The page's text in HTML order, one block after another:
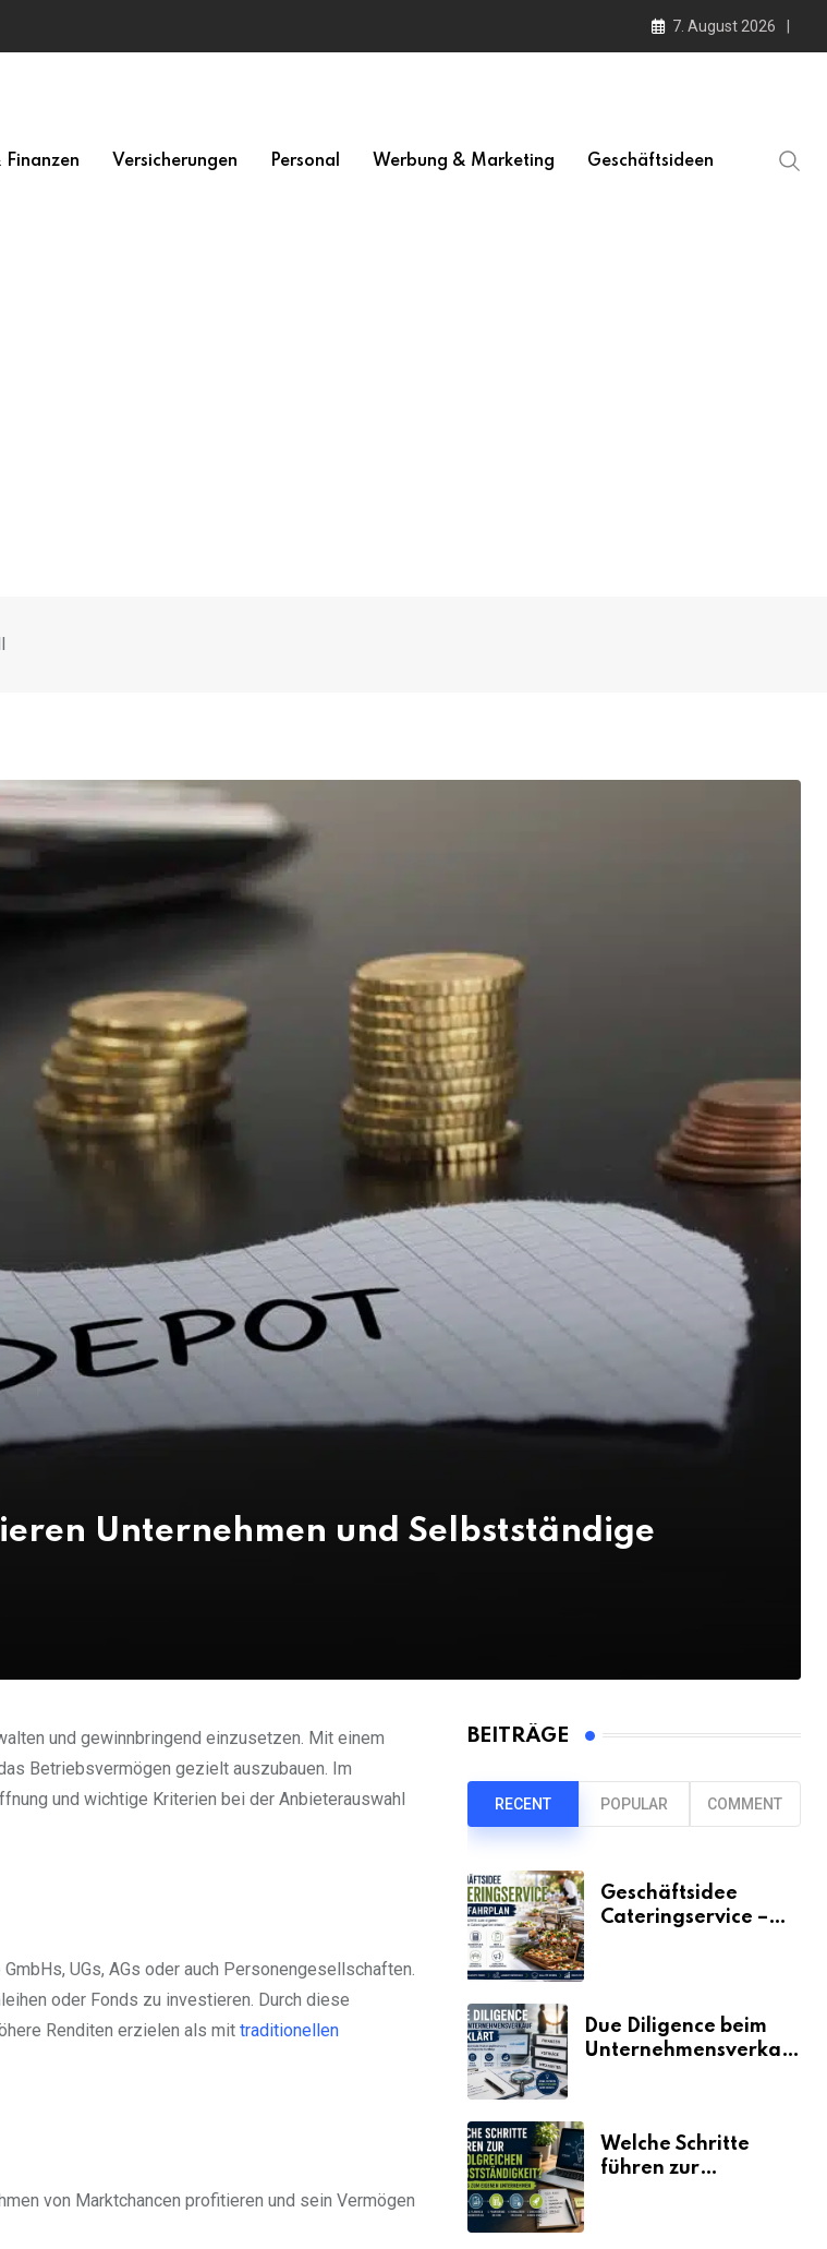
7. August 2026
Finanzen Versicherungen Personal Werbung & Marketing Geschäftsideen
Unternehmen und Selbstständige
und gewinnbringend einzusetzen. Mit einem
Betriebsvermögen gezielt auszubauen. Im
und wichtige Kriterien bei der Anbieterauswahl
UGs, AGs oder auch Personengesellschaften.
oder Fonds zu investieren. Durch diese
Renditen erzielen als mit traditionellen
von Marktchancen profitieren und sein Vermögen
BEITRÄGE
RECENT POPULAR COMMENT
Geschäftsidee
Cateringservice –
Due Diligence beim
Unternehmensverkauf
Welche Schritte
führen zur